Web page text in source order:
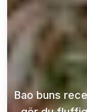
Bao buns